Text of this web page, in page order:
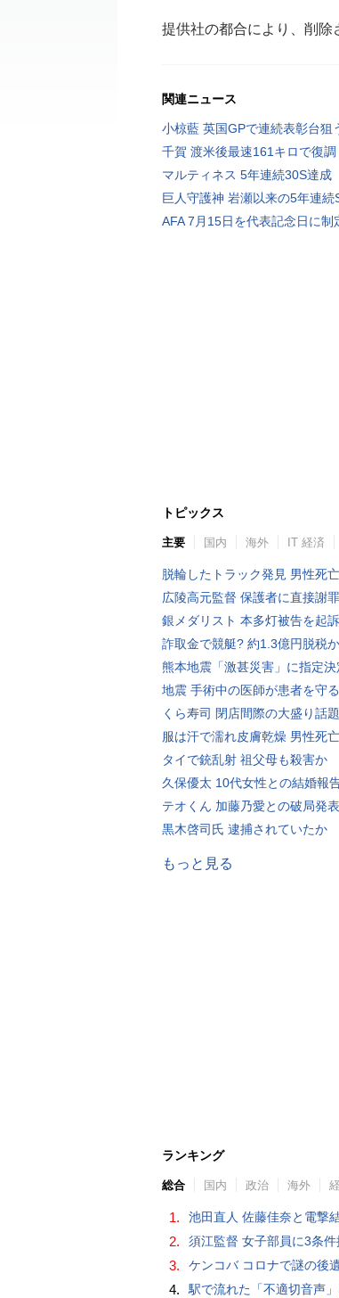
提供社の都合により、削除
関連ニュース
小椋藍 英国GPで連続表彰台狙
千賀 渡米後最速161キロで復調
マルティネス 5年連続30S達成
巨人守護神 岩瀬以来の5年連続
AFA 7月15日を代表記念日に制
トピックス
主要 国内 海外 IT 経済
脱輪したトラック発見 男性死亡
広陵高元監督 保護者に直接謝罪
銀メダリスト 本多灯被告を起訴
詐取金で競艇? 約1.3億円脱税か
熊本地震「激甚災害」に指定決
地震 手術中の医師が患者を守る
くら寿司 閉店間際の大盛り話題
服は汗で濡れ皮膚乾燥 男性死亡
タイで銃乱射 祖父母も殺害か
久保優太 10代女性との結婚報
テオくん 加藤乃愛との破局発表
黒木啓司氏 逮捕されていたか
もっと見る
ランキング
総合 国内 政治 海外
1. 池田直人 佐藤佳奈と電撃
2. 須江監督 女子部員に3条件
3. ケンコバ コロナで謎の後
4. 駅で流れた「不適切音声